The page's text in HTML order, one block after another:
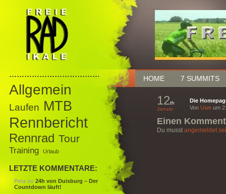
HOME 7 SUMMITS
12th
Januar
Die
Von Uwe um
Einen
Du musst angemeldet
……………………………………
Allgemein
Laufen MTB
Rennbericht
Rennrad Tour
Training Urlaub
LETZTE KOMMENTARE:
Peta zu 24h von Duisburg – Der
Countdown läuft!